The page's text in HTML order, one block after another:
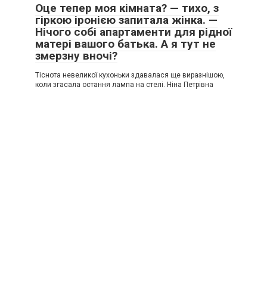
Оце тепер моя кімната? — тихо, з
гіркою іронією запитала жінка. —
Нічого собі апартаменти для рідної
матері вашого батька. А я тут не
змерзну вночі?
Тіснота невеликої кухоньки здавалася ще виразнішою,
коли згасала остання лампа на стелі. Ніна Петрівна